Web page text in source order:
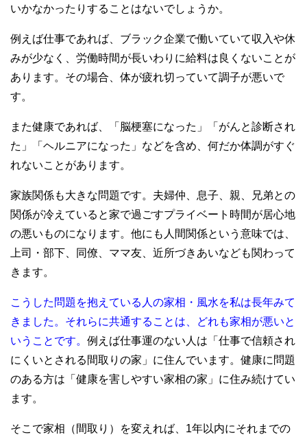
いかなかったりすることはないでしょうか。
例えば仕事であれば、ブラック企業で働いていて収入や休
みが少なく、労働時間が長いわりに給料は良くないことが
あります。その場合、体が疲れ切っていて調子が悪いで
す。
また健康であれば、「脳梗塞になった」「がんと診断され
た」「ヘルニアになった」などを含め、何だか体調がすぐ
れないことがあります。
家族関係も大きな問題です。夫婦仲、息子、親、兄弟との
関係が冷えていると家で過ごすプライベート時間が居心地
の悪いものになります。他にも人間関係という意味では、
上司・部下、同僚、ママ友、近所づきあいなども関わって
きます。
こうした問題を抱えている人の家相・風水を私は長年みて
きました。それらに共通することは、どれも家相が悪いと
いうことです。 例えば仕事運のない人は「仕事で信頼され
にくいとされる間取りの家」に住んでいます。健康に問題
のある方は「健康を害しやすい家相の家」に住み続けてい
ます。
そこで家相（間取り）を変えれば、1年以内にそれまでの